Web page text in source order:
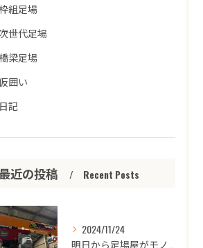
組足場
世代足場
橋梁足場
囲い
日記
最近の投稿 Recent Posts
2024/11/24